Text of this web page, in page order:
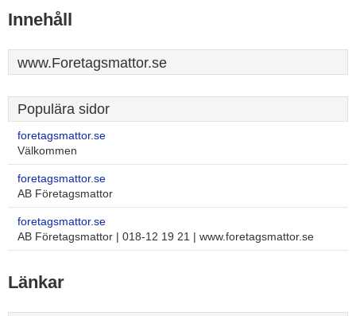
Innehåll
www.Foretagsmattor.se
Populära sidor
foretagsmattor.se
Välkommen
foretagsmattor.se
AB Företagsmattor
foretagsmattor.se
AB Företagsmattor | 018-12 19 21 | www.foretagsmattor.se
Länkar